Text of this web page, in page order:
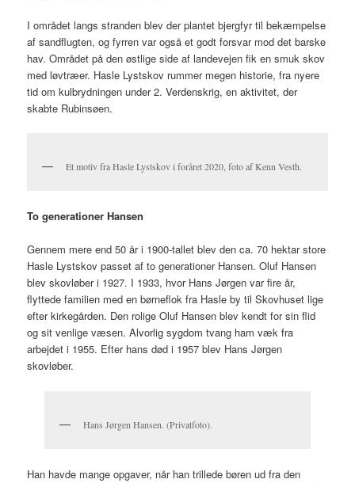
I området langs stranden blev der plantet bjergfyr til bekæmpelse
af sandflugten, og fyrren var også et godt forsvar mod det barske
hav. Området på den østlige side af landevejen fik en smuk skov
med løvtræer. Hasle Lystskov rummer megen historie, fra nyere
tid om kulbrydningen under 2. Verdenskrig, en aktivitet, der
skabte Rubinsøen.
Et motiv fra Hasle Lystskov i foråret 2020, foto af Kenn Vesth.
To generationer Hansen
Gennem mere end 50 år i 1900-tallet blev den ca. 70 hektar store
Hasle Lystskov passet af to generationer Hansen. Oluf Hansen
blev skovløber i 1927. I 1933, hvor Hans Jørgen var fire år,
flyttede familien med en børneflok fra Hasle by til Skovhuset lige
efter kirkegården. Den rolige Oluf Hansen blev kendt for sin flid
og sit venlige væsen. Alvorlig sygdom tvang ham væk fra
arbejdet i 1955. Efter hans død i 1957 blev Hans Jørgen
skovløber.
Hans Jørgen Hansen. (Privatfoto).
Han havde mange opgaver, når han trillede børen ud fra den